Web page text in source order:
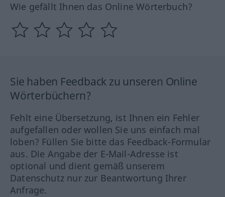
Wie gefällt Ihnen das Online Wörterbuch?
Sie haben Feedback zu unseren Online
Wörterbüchern?
Fehlt eine Übersetzung, ist Ihnen ein Fehler
aufgefallen oder wollen Sie uns einfach mal
loben? Füllen Sie bitte das Feedback-Formular
aus. Die Angabe der E-Mail-Adresse ist
optional und dient gemäß unserem
Datenschutz nur zur Beantwortung Ihrer
Anfrage.